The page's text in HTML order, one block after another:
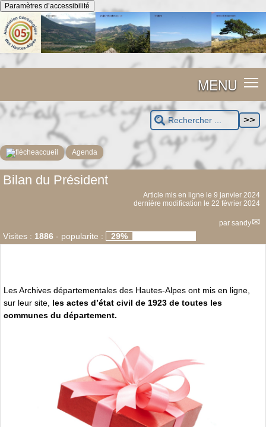
Panneau de gestion des cookies
Paramètres d’accessibilité
MENU
accueil Agenda
Bilan du Président
Article mis en ligne le 9 janvier 2024
dernière modification le 22 février 2024
par sandy
Visites : 1886 - popularite : 29%
Les Archives départementales des Hautes-Alpes ont mis en ligne,
sur leur site, les actes d’état civil de 1923 de toutes les
communes du département.